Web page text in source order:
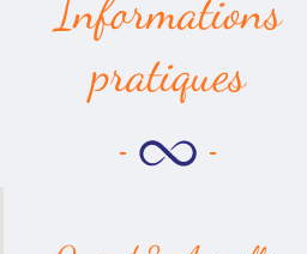
Informations
pratiques